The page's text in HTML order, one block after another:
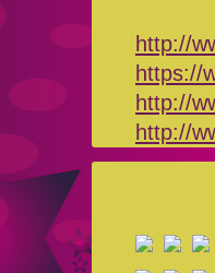
http://
https://
http://
http://